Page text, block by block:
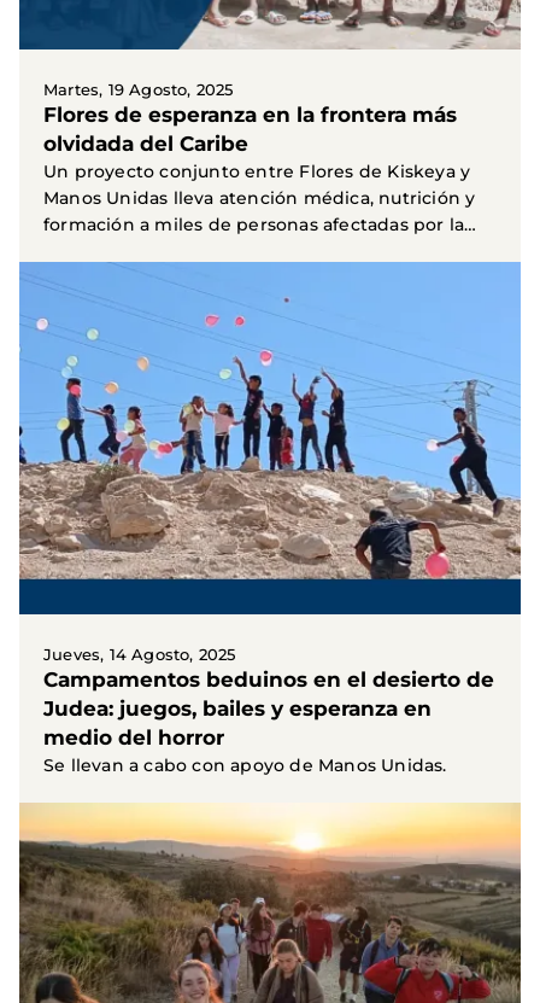
Martes, 19 Agosto, 2025
Flores de esperanza en la frontera más
olvidada del Caribe
Un proyecto conjunto entre Flores de Kiskeya y
Manos Unidas lleva atención médica, nutrición y
formación a miles de personas afectadas por la
Jueves, 14 Agosto, 2025
Campamentos beduinos en el desierto de
Judea: juegos, bailes y esperanza en
medio del horror
Se llevan a cabo con apoyo de Manos Unidas.